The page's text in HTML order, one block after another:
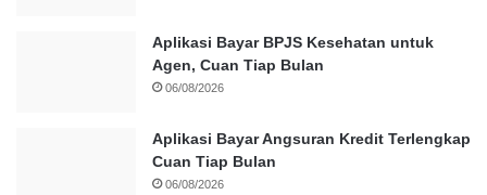
Aplikasi Bayar BPJS Kesehatan untuk
Agen, Cuan Tiap Bulan
06/08/2026
Aplikasi Bayar Angsuran Kredit Terlengkap
Cuan Tiap Bulan
06/08/2026